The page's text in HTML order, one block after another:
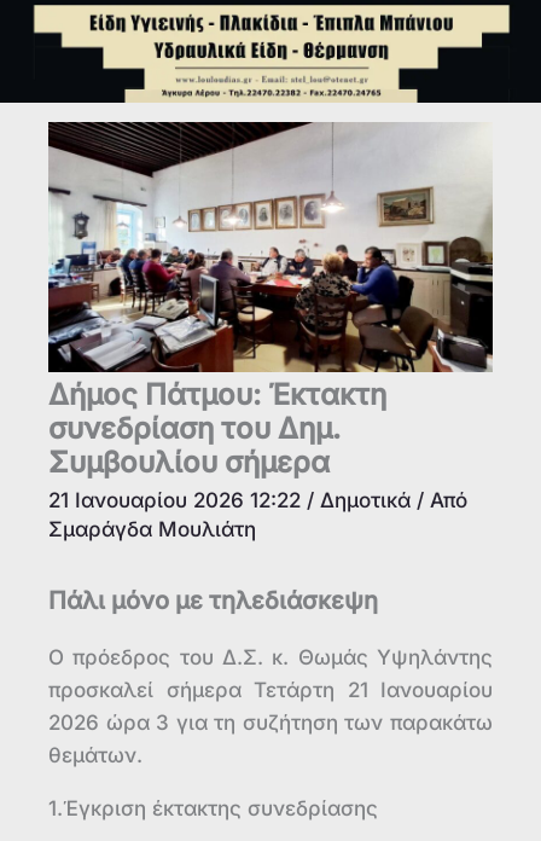
Δήμος Πάτμου: Έκτακτη
συνεδρίαση του Δημ.
Συμβουλίου σήμερα
21 Ιανουαρίου 2026 12:22 / Δημοτικά / Από
Σμαράγδα Μουλιάτη
Πάλι μόνο με τηλεδιάσκεψη
Ο πρόεδρος του Δ.Σ. κ. Θωμάς Υψηλάντης
προσκαλεί σήμερα Τετάρτη 21 Ιανουαρίου
2026 ώρα 3 για τη συζήτηση των παρακάτω
θεμάτων.
1.Έγκριση έκτακτης συνεδρίασης